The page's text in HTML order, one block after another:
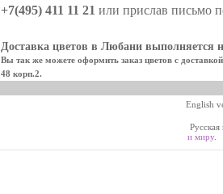
+7(495) 411 11 21 или прислав письмо
Доставка цветов в Любани выполняется
Вы так же можете оформить заказ цветов с
48 корп.2.
English
и миру.